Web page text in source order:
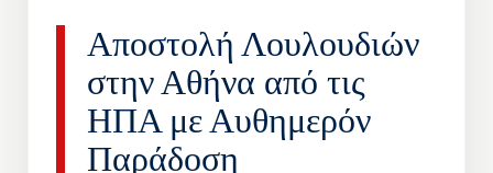
Αποστολή Λουλουδιών
στην Αθήνα από τις
ΗΠΑ με Αυθημερόν
Παράδοση